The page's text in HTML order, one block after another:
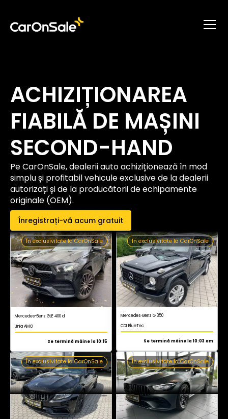
ACHIZIȚIONAREA
FIABILĂ DE MAȘINI
SECOND-HAND
Pe CarOnSale, dealerii auto achiziționează în mod
simplu și profitabil vehicule exclusive de la dealerii
autorizați și de la producătorii de echipamente
originale (OEM).
Înregistrați-vă acum gratuit
Mercedes-Benz GLE 400 d
Linia AMG
Se termină mâine la 10:15
În exclusivitate la CarOnSale
În exclusivitate la CarOnSale
Mercedes-Benz G 350
CDI BlueTec
Se termină mâine la 10:03 am
În exclusivitate la CarOnSale
În exclusivitate la CarOnSale